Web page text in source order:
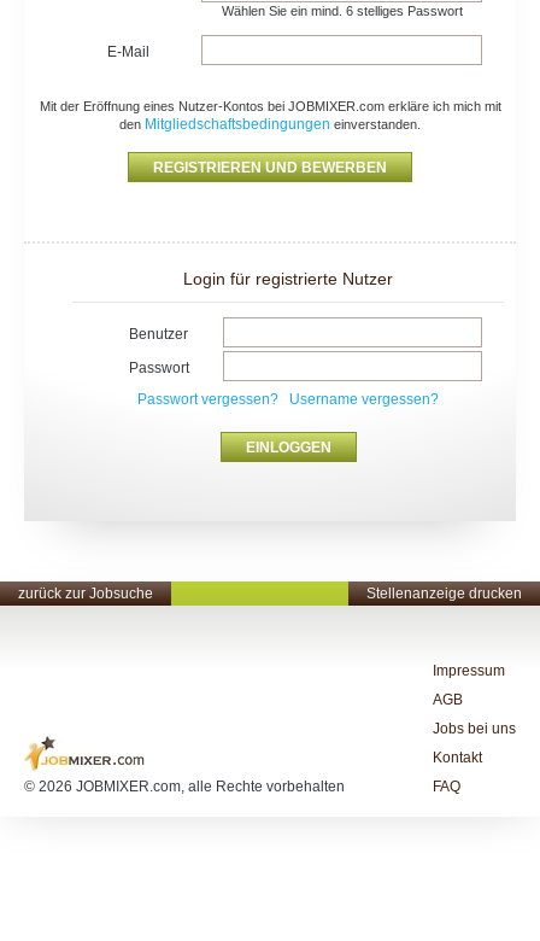
Wählen Sie ein mind. 6 stelliges Passwort
E-Mail
Mit der Eröffnung eines Nutzer-Kontos bei JOBMIXER.com erkläre ich mich mit
den Mitgliedschaftsbedingungen einverstanden.
Login für registrierte Nutzer
Benutzer
Passwort
Passwort vergessen?
Username vergessen?
zurück zur Jobsuche Stellenanzeige drucken
© 2026 JOBMIXER.com, alle Rechte vorbehalten
Impressum
AGB
Jobs bei uns
Kontakt
FAQ